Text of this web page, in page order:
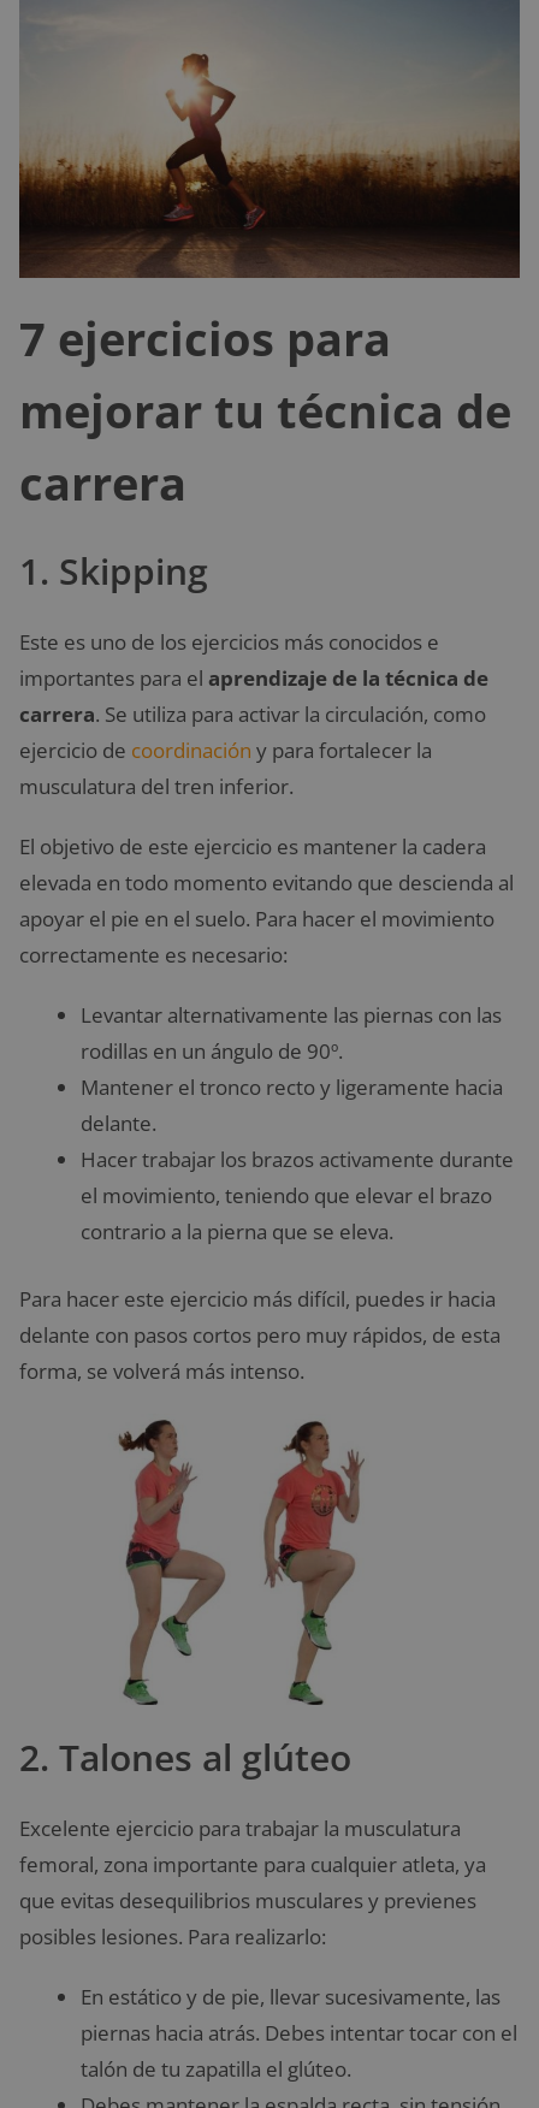
7 ejercicios para
mejorar tu técnica de
carrera
1. Skipping
Este es uno de los ejercicios más conocidos e
importantes para el aprendizaje de la técnica de
carrera. Se utiliza para activar la circulación, como
ejercicio de coordinación y para fortalecer la
musculatura del tren inferior.
El objetivo de este ejercicio es mantener la cadera
elevada en todo momento evitando que descienda al
apoyar el pie en el suelo. Para hacer el movimiento
correctamente es necesario:
Levantar alternativamente las piernas con las
rodillas en un ángulo de 90º.
Mantener el tronco recto y ligeramente hacia
delante.
Hacer trabajar los brazos activamente durante
el movimiento, teniendo que elevar el brazo
contrario a la pierna que se eleva.
Para hacer este ejercicio más difícil, puedes ir hacia
delante con pasos cortos pero muy rápidos, de esta
forma, se volverá más intenso.
2. Talones al glúteo
Excelente ejercicio para trabajar la musculatura
femoral, zona importante para cualquier atleta, ya
que evitas desequilibrios musculares y previenes
posibles lesiones. Para realizarlo:
En estático y de pie, llevar sucesivamente, las
piernas hacia atrás. Debes intentar tocar con el
talón de tu zapatilla el glúteo.